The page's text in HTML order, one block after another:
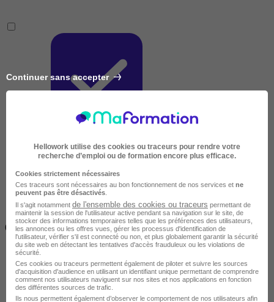
Très courte
Inférieur à 2 jours
(14h)
Continuer sans accepter
Hellowork utilise des cookies ou traceurs pour rendre votre
recherche d’emploi ou de formation encore plus efficace.
Cookies strictement nécessaires
Ces traceurs sont nécessaires au bon fonctionnement de nos services et ne
peuvent pas être désactivés
Il s'agit notamment de l'ensemble des cookies ou traceurs permettant de
maintenir la session de l'utilisateur active pendant sa navigation sur le site, de
stocker des informations temporaires telles que les préférences des utilisateurs,
les annonces ou les offres vues, gérer les processus d'identification de
l'utilisateur, vérifier s'il est connecté ou non, et plus globalement garantir la sécurité
du site web en détectant les tentatives d'accès frauduleux ou les violations de
sécurité.
Ces cookies ou traceurs permettent également de piloter et suivre les sources
d'acquisition d'audience en utilisant un identifiant unique permettant de comprendre
comment nos utilisateurs naviguent sur nos sites et nos applications en fonction
des différentes sources de trafic.
Ils nous permettent également d’observer le comportement de nos utilisateurs afin